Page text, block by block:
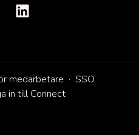
medarbetare · SSO
in till Connect